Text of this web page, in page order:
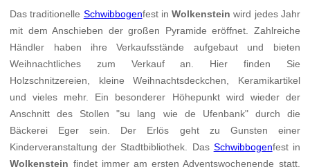
Das traditionelle Schwibbogenfest inWolkenstein wird jedes Jahr
mit dem Anschieben der großen Pyramide eröffnet. Zahlreiche
Händler haben ihre Verkaufsstände aufgebaut und bieten
Weihnachtliches zum Verkauf an. Hier finden Sie
Holzschnitzereien, kleine Weihnachtsdeckchen, Keramikartikel
und vieles mehr. Ein besonderer Höhepunkt wird wieder der
Anschnitt des Stollen "su lang wie de Ufenbank" durch die
Bäckerei Eger sein. Der Erlös geht zu Gunsten einer
Kinderveranstaltung der Stadtbibliothek. Das Schwibbogenfest in
Wolkenstein findet immer am ersten Adventswochenende statt.